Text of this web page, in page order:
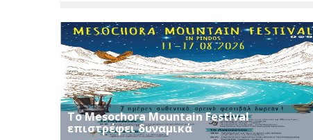
Το Mesochora Mountain Festival
επιστρέφει δυναμικά